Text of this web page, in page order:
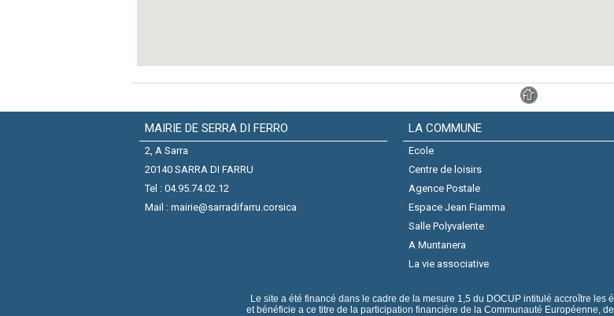
MAIRIE DE SERRA DI FERRO
2, A Sarra
20140 SARRA DI FARRU
Tel : 04.95.74.02.12
Mail : mairie@sarradifarru.corsica
LA COMMUNE
Ecole
Centre de loisirs
Agence Postale
Espace Jean Fiamma
Salle Polyvalente
A Muntanera
La vie associative
Le site a été financé dans le cadre de la mesure 1,5 du DOCUP intitulé accroître les
et bénéficie a ce titre de la participation financière de la Communauté Européenne,